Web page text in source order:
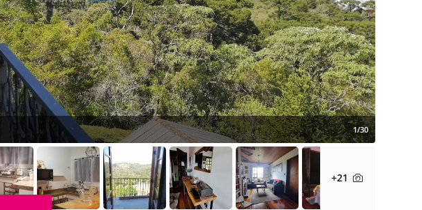
1/30
+21